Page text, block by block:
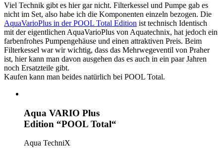
Viel Technik gibt es hier gar nicht. Filterkessel und Pumpe gab es
nicht im Set, also habe ich die Komponenten einzeln bezogen. Die
AquaVarioPlus in der POOL Total Edition ist technisch Identisch
mit der eigentlichen AquaVarioPlus von Aquatechnix, hat jedoch ein
farbenfrohes Pumpengehäuse und einen attraktiven Preis. Beim
Filterkessel war wir wichtig, dass das Mehrwegeventil von Praher
ist, hier kann man davon ausgehen das es auch in ein paar Jahren
noch Ersatzteile gibt.
Kaufen kann man beides natürlich bei POOL Total.
Aqua VARIO Plus
Edition “POOL Total“
Aqua TechniX